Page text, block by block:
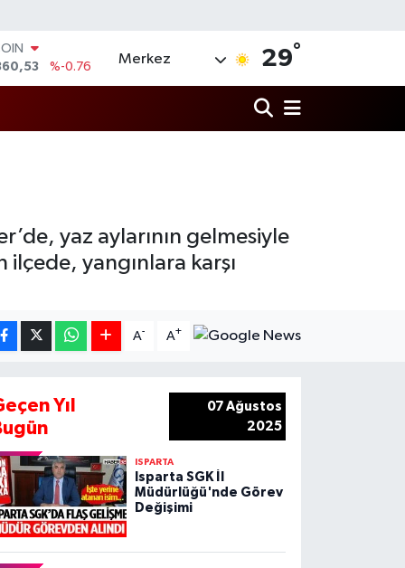
%-0.76
%64
Merkez 29°
yaz aylarının gelmesiyle
yangınlara karşı
A- A+
Yıl
07 Ağustos
2025
ISPARTA
Isparta SGK İl
Müdürlüğü'nde Görev
Değişimi